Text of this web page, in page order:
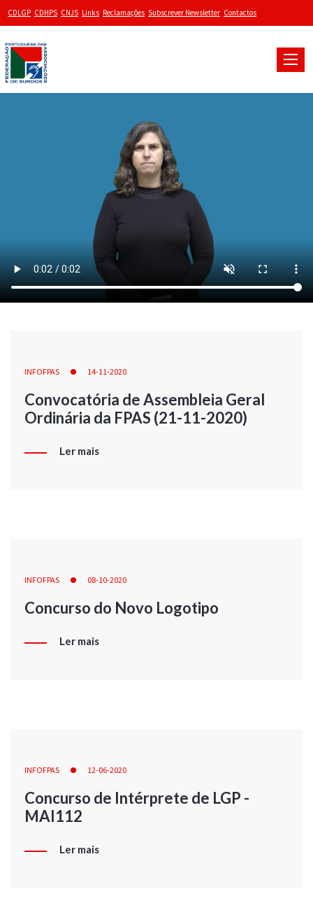
CDLGP CDHPS CNJS Links Reclamações Subscrever Newsletter Contactos
Toggle
INFOFPAS 14-11-2020
Convocatória de Assembleia Geral
Ordinária da FPAS (21-11-2020)
Ler mais
INFOFPAS 08-10-2020
Concurso do Novo Logotipo
Ler mais
INFOFPAS 12-06-2020
Concurso de Intérprete de LGP -
MAI112
Ler mais